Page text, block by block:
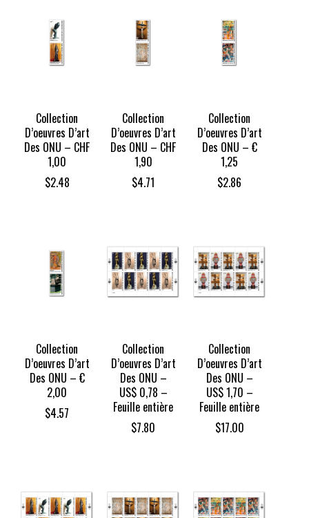
Collection
D’oeuvres D’art
Des ONU – CHF
1,00
$2.48
Collection
D’oeuvres D’art
Des ONU – CHF
1,90
$4.71
Collection
D’oeuvres D’art
Des ONU – €
1,25
$2.86
Collection
D’oeuvres D’art
Des ONU – €
2,00
$4.57
Collection
D’oeuvres D’art
Des ONU –
US$ 0,78 –
Feuille entière
$7.80
Collection
D’oeuvres D’art
Des ONU –
US$ 1,70 –
Feuille entière
$17.00